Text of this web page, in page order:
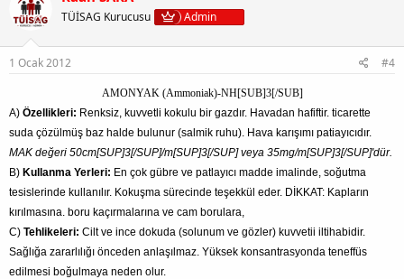
TÜİSAG Kurucusu Admin
1 Ocak 2012 #4
AMONYAK (Ammoniak)-NH[SUB]3[/SUB]
A) Özellikleri: Renksiz, kuvvetli kokulu bir gazdır. Havadan hafiftir. ticarette
suda çözülmüş baz halde bulunur (salmik ruhu). Hava karışımı patiayıcıdır.
MAK değeri 50cm[SUP]3[/SUP]/m[SUP]3[/SUP] veya 35mg/m[SUP]3[/SUP]'dür.
B) Kullanma Yerleri: En çok gübre ve patlayıcı madde imalinde, soğutma
tesislerinde kullanılır. Kokuşma sürecinde teşekkül eder. DİKKAT: Kapların
kırılmasına. boru kaçırmalarına ve cam borulara,
C) Tehlikeleri: Cilt ve ince dokuda (solunum ve gözler) kuvvetii iltihabidir.
Sağlığa zararlılığı önceden anlaşılmaz. Yüksek konsantrasyonda teneffüs
edilmesi boğulmaya neden olur.